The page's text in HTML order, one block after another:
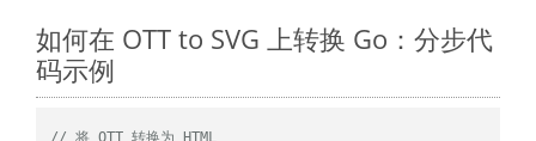
如何在 OTT to SVG 上转换 Go：分步代
码示例
// 将 OTT 转换为 HTML